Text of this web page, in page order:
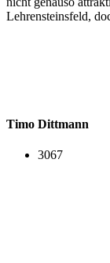
Lehrensteinsfeld,
Timo Dittmann
3067